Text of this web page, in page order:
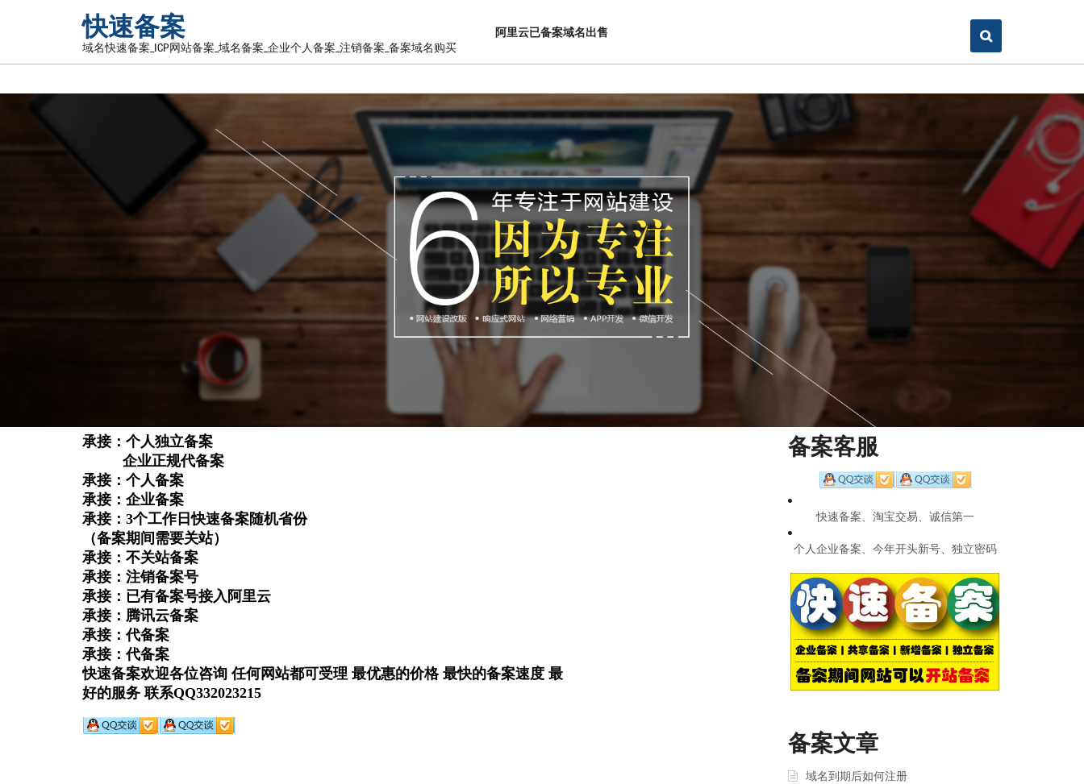
快速备案
域名快速备案_ICP网站备案_域名备案_企业个人备案_注销备案_备案域名购买
阿里云已备案域名出售
备案客服
快速备案、淘宝交易、诚信第一
个人企业备案、今年开头新号、独立密码
备案文章
域名到期后如何注册